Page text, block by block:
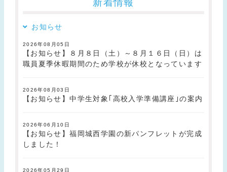
お知らせ
2026年08月05日
【お知らせ】８月８日（土）～８月１６日（日）は
職員夏季休暇期間のため学校が休校となっています
2026年08月03日
【お知らせ】中学生対象｢高校入学準備講座｣の案内
2026年06月10日
【お知らせ】福岡城西学園の新パンフレットが完成
しました！
2026年05月29日